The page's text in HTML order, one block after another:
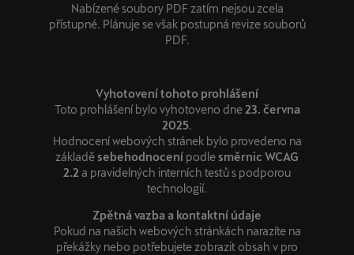
Nabízené soubory PDF zatím nejsou zcela
přístupné. Plánuje se však postupná revize souborů
PDF.
Vyhotovení tohoto prohlášení
Toto prohlášení bylo vyhotoveno dne 23. června
2025.
Hodnocení webových stránek bylo provedeno na
základěsebehodnocení podlesměrnic WCAG
2.2 a pravidelných interních testů s podporou
technologií.
Zpětná vazba a kontaktní údaje
Pokud na našich webových stránkách narazíte na
překážky nebo potřebujete zobrazit obsah v pro